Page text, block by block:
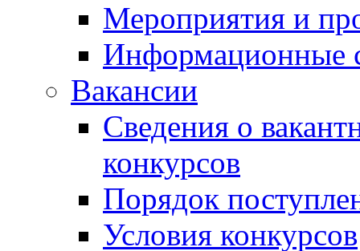
Мероприятия и
Информационные
Вакансии
Сведения о
конкурсов
Порядок
Условия конкурсов